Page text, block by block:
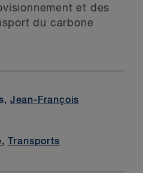
et des
du carbone
Jean-François
, Transports